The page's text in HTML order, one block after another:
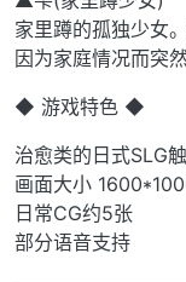
家里蹲的孤独少女
因为家庭情况而突
◆ 游戏特色 ◆
治愈类的日式SLG
画面大小
日常CG约5张
部分语音支持